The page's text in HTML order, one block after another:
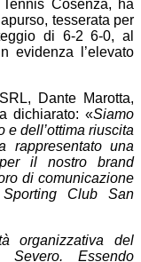
Cosenza, ha
tesserata per
di 6-2 6-0, al
evidenza l’elevato
Dante Marotta,
dichiarato: «Siamo
e dell’ottima riuscita
rappresentato una
il nostro brand
di comunicazione
Club San
organizzativa del
Essendo